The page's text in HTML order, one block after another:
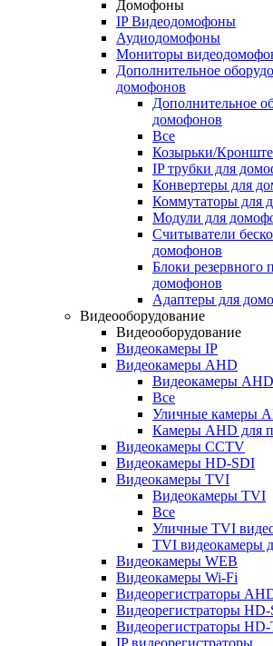
Домофоны
IP Видеодомофоны
Аудиодомофоны
Мониторы
Дополнительное
домофонов
Дополнительное
домофонов
Все
Козырьки/
IP трубки для
Конвертеры для
Коммутаторы для
Модули для
Считыватели
домофонов
Блоки резервного
домофонов
Адаптеры для
Видеооборудование
Видеооборудование
Видеокамеры IP
Видеокамеры AHD
Видеокамеры AHD
Все
Уличные камеры
Камеры AHD для
Видеокамеры CCTV
Видеокамеры HD-SDI
Видеокамеры TVI
Видеокамеры TVI
Все
Уличные TVI
TVI видеокамеры
Видеокамеры WEB
Видеокамеры Wi-Fi
Видеорегистраторы
Видеорегистраторы
Видеорегистраторы
IP видеорегистраторы